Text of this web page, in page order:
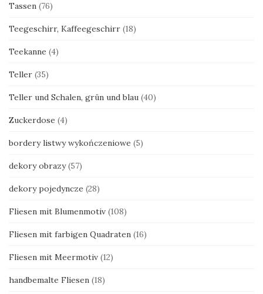
Tassen (76)
Teegeschirr, Kaffeegeschirr (18)
Teekanne (4)
Teller (35)
Teller und Schalen, grün und blau (40)
Zuckerdose (4)
bordery listwy wykończeniowe (5)
dekory obrazy (57)
dekory pojedyncze (28)
Fliesen mit Blumenmotiv (108)
Fliesen mit farbigen Quadraten (16)
Fliesen mit Meermotiv (12)
handbemalte Fliesen (18)